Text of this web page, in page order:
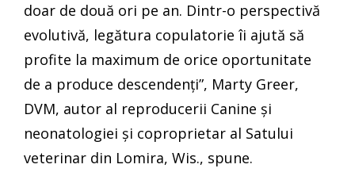
doar de două ori pe an. Dintr-o perspectivă
evolutivă, legătura copulatorie îi ajută să
profite la maximum de orice oportunitate
de a produce descendenți”, Marty Greer,
DVM, autor al reproducerii Canine și
neonatologiei și coproprietar al Satului
veterinar din Lomira, Wis., spune.